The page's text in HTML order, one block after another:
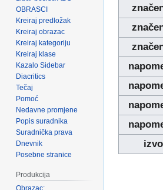
OBRASCI
Kreiraj predložak
Kreiraj obrazac
Kreiraj kategoriju
Kreiraj klase
Kazalo Sidebar
Diacritics
Tečaj
Pomoć
Nedavne promjene
Popis suradnika
Suradnička prava
Dnevnik
Posebne stranice
Produkcija